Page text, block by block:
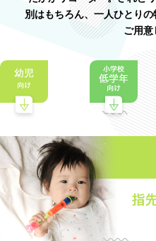
別はもちろん、一人ひとり
ご用意